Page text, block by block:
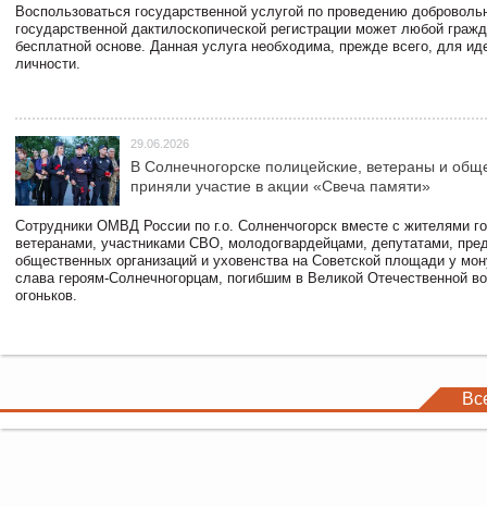
Воспользоваться государственной услугой по проведению
государственной дактилоскопической регистрации может любой
бесплатной основе. Данная услуга необходима, прежде всего, для
личности.
29.06.2026
В Солнечногорске полицейские, ветераны и
приняли участие в акции «Свеча памяти»
Сотрудники ОМВД России по г.о. Солненчогорск вместе с жителями
ветеранами, участниками СВО, молодогвардейцами, депутатами,
общественных организаций и уховенства на Советской площади у
слава героям-Солнечногорцам, погибшим в Великой Отечественной
огоньков.